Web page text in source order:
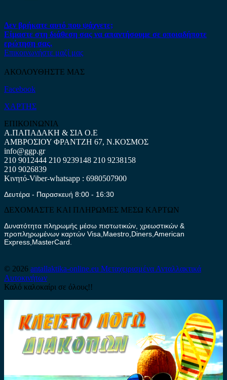
Δεν βρήκατε αυτό που ψάχνετε;
Είμαστε στη διάθεση σας να απαντήσουμε σε οποιαδήποτε
ερώτηση σας.
Επικοινωνήστε μαζί μας
ΑΚΟΛΟΥΘΗΣΤΕ ΜΑΣ
Facebook
ΧΑΡΤΗΣ
ΕΠΙΚΟΙΝΩΝΙΑ
Α.ΠΑΠΑΔΑΚΗ & ΣΙΑ Ο.Ε
ΑΜΒΡΟΣΙΟΥ ΦΡΑΝΤΖΗ 67, Ν.ΚΟΣΜΟΣ
info@ggp.gr
210 9012444 210 9239148 210 9238158
210 9026839
Κινητό-Viber-whatsapp : 6980507900
Δευτέρα - Παρασκευή 8:00 - 16:30
ΔΕΧΟΜΑΣΤΕ ΚΑΙ ΠΛΗΡΩΜΕΣ ΜΕΣΩ ΚΑΡΤΩΝ
Δυνατότητα πληρωμής μέσω πιστωτικών, χρεωστικών &
προπληρωμένων καρτών Visa,Maestro,Diners,American
Express,MasterCard.
© 2026 antallaktika-online.eu Μεταχειρισμένα Ανταλλακτικά
Αυτοκινήτων
Καλό καλοκαίρι σε όλους!!